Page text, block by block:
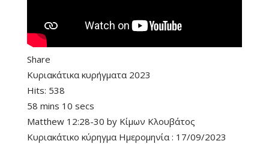
Share
Κυριακάτικα κυρήγματα 2023
Hits: 538
58 mins 10 secs
Matthew 12:28-30 by Κίμων Κλουβάτος
Κυριακάτικο κύρηγμα Ημερομηνία : 17/09/2023